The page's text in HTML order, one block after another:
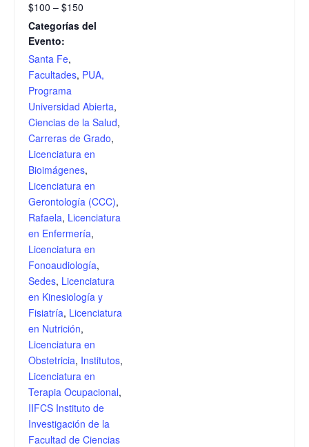
$100 – $150
Categorías del
Evento:
Santa Fe,
Facultades, PUA,
Programa
Universidad Abierta,
Ciencias de la Salud,
Carreras de Grado,
Licenciatura en
Bioimágenes,
Licenciatura en
Gerontología (CCC),
Rafaela, Licenciatura
en Enfermería,
Licenciatura en
Fonoaudiología,
Sedes, Licenciatura
en Kinesiología y
Fisiatría, Licenciatura
en Nutrición,
Licenciatura en
Obstetricia, Institutos,
Licenciatura en
Terapia Ocupacional,
IIFCS Instituto de
Investigación de la
Facultad de Ciencias